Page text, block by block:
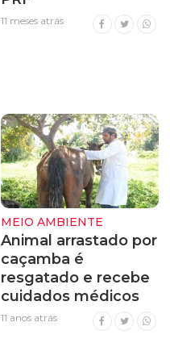
11 meses atrás
MEIO AMBIENTE
Animal arrastado por
caçamba é
resgatado e recebe
cuidados médicos
11 anos atrás